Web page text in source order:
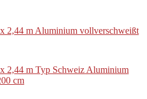
2,44 m Aluminium vollverschweißt
2,44 m Typ Schweiz Aluminium
cm